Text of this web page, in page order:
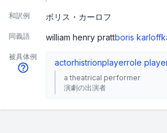
和訳例 ボリス・カーロフ
同義語 william henry prattboris karloff
被具体例
actorhistrionplayerrole
a theatrical performer
演劇の出演者